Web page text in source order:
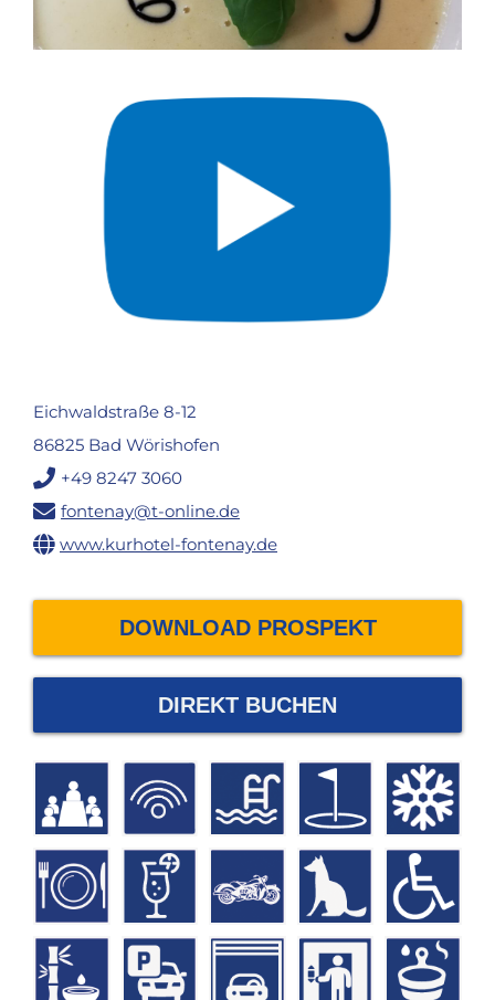
Eichwaldstraße 8-12
86825 Bad Wörishofen
+49 8247 3060
fontenay@t-online.de
www.kurhotel-fontenay.de
DOWNLOAD PROSPEKT
DIREKT BUCHEN